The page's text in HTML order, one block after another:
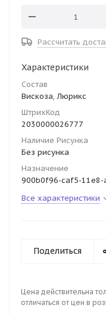
Рассчитать
Характеристики
Состав
Вискоза, Люрикс
ШтрихКод
2030000026777
Наличие Рисунка
Без рисунка
Назначение
900b0f96-caf5-11e8-
Все характеристики
Поделиться
Цена действительна
отличаться от цен в